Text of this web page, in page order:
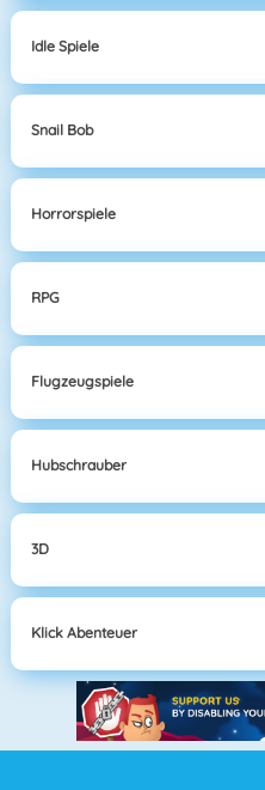
Idle Spiele
Snail Bob
Horrorspiele
RPG
Flugzeugspiele
Hubschrauber
3D
Klick Abenteuer